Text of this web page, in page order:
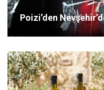
Poizi’den